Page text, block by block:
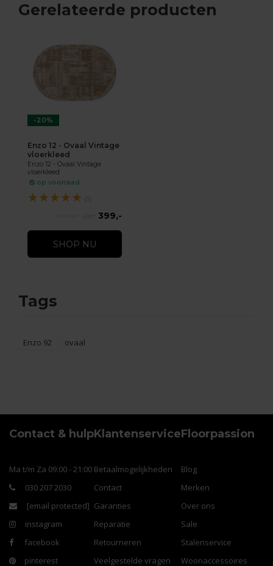
Gerelateerde producten
-20%
Enzo 12 - Ovaal Vintage
vloerkleed
Enzo 12 - Ovaal Vintage
vloerkleed
op voorraad
★★★★★ (1)
399,-
SHOP NU
Tags
Enzo 92 ovaal
Contact & hulp
Ma t/m Za 09:00 - 21:00
030 207 2030
[email protected]
instagram
facebook
pinterest
Klantenservice
Betaalmogelijkheden
Contact
Garanties
Reparatie
Retourneren
Veelgestelde vragen
Floorpassion
Blog
Merken
Over ons
Sale
Stalenservice
Woonaccessoires